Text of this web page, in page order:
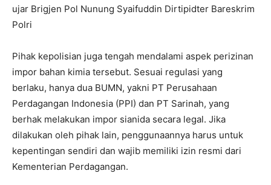
ujar Brigjen Pol Nunung Syaifuddin Dirtipidter Bareskrim
Polri
Pihak kepolisian juga tengah mendalami aspek perizinan
impor bahan kimia tersebut. Sesuai regulasi yang
berlaku, hanya dua BUMN, yakni PT Perusahaan
Perdagangan Indonesia (PPI) dan PT Sarinah, yang
berhak melakukan impor sianida secara legal. Jika
dilakukan oleh pihak lain, penggunaannya harus untuk
kepentingan sendiri dan wajib memiliki izin resmi dari
Kementerian Perdagangan.